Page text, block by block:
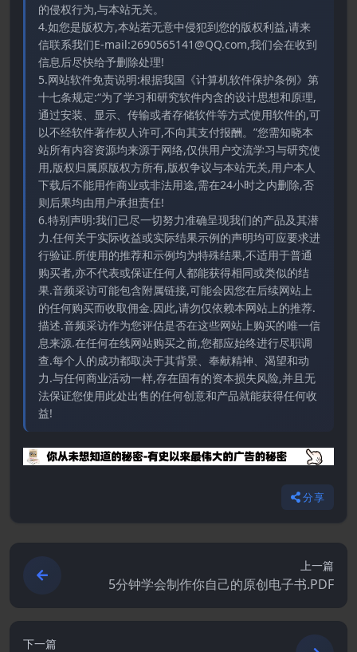
的侵权行为,与本站无关。
4.如您是版权方,本站若无意中侵犯到您的版权利益,请来
信联系我们E-mail:2690565141@QQ.com,我们会在收到
信息后尽快给予删除处理!
5.网站软件免责说明:根据我国《计算机软件保护条例》第
十七条规定:“为了学习和研究软件内含的设计思想和原理,
通过安装、显示、传输或者存储软件等方式使用软件的,可
以不经软件著作权人许可,不向其支付报酬。”您需知晓本
站所有内容资源均来源于网络,仅供用户交流学习与研究使
用,版权归属原版权方所有,版权争议与本站无关,用户本人
下载后不能用作商业或非法用途,需在24小时之内删除,否
则后果均由用户承担责任!
6.特别声明:我们已尽一切努力准确呈现我们的产品及其潜
力.任何关于实际收益或实际结果示例的声明均可应要求进
行验证.所使用的推荐和示例均为特殊结果,不适用于普通
购买者,亦不代表或保证任何人都能获得相同或类似的结
果.音频采访可能包含附属链接,可能会因您在后续网站上
的任何购买而收取佣金.因此,请勿仅依赖本网站上的推荐.
描述.音频采访作为您评估是否在这些网站上购买的唯一信
息来源.在任何在线网站购买之前,您都应始终进行尽职调
查.每个人的成功都取决于其背景、奉献精神、渴望和动
力.与任何商业活动一样,存在固有的资本损失风险,并且无
法保证您使用此处出售的任何创意和产品就能获得任何收
益!
分享
上一篇
5分钟学会制作你自己的原创电子书.PDF
下一篇